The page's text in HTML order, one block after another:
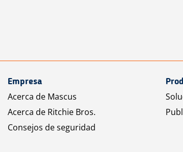
Empresa
Acerca de Mascus
Acerca de Ritchie Bros.
Consejos de seguridad